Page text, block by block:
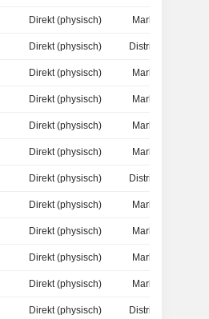
Direkt (physisch) Marktwert
Direkt (physisch) Distribution
Direkt (physisch) Marktwert
Direkt (physisch) Marktwert
Direkt (physisch) Marktwert
Direkt (physisch) Marktwert
Direkt (physisch) Distribution
Direkt (physisch) Marktwert
Direkt (physisch) Marktwert
Direkt (physisch) Marktwert
Direkt (physisch) Marktwert
Direkt (physisch) Distribution